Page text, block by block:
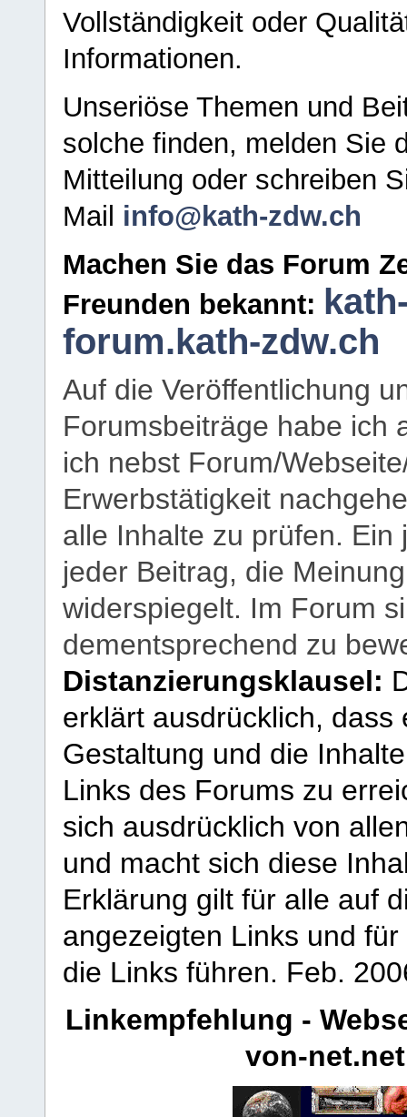
Vollständigkeit oder
Informationen.
Unseriöse Themen und
solche finden, melden Sie
Mitteilung oder schreiben
Mail info@kath-zdw.ch
Machen Sie das Forum
Freunden bekannt:
forum.kath-zdw.ch
Auf die Veröffentlichung
Forumsbeiträge habe ich
ich nebst Forum/
Erwerbstätigkeit
alle Inhalte zu prüfen.
jeder Beitrag, die
widerspiegelt. Im Forum
dementsprechend zu
Distanzierungsklausel:
erklärt ausdrücklich,
Gestaltung und die
Links des Forums zu
sich ausdrücklich von
und macht sich diese
Erklärung gilt für alle auf
angezeigten Links und
die Links führen. Feb.
Linkempfehlung -
von-net.net